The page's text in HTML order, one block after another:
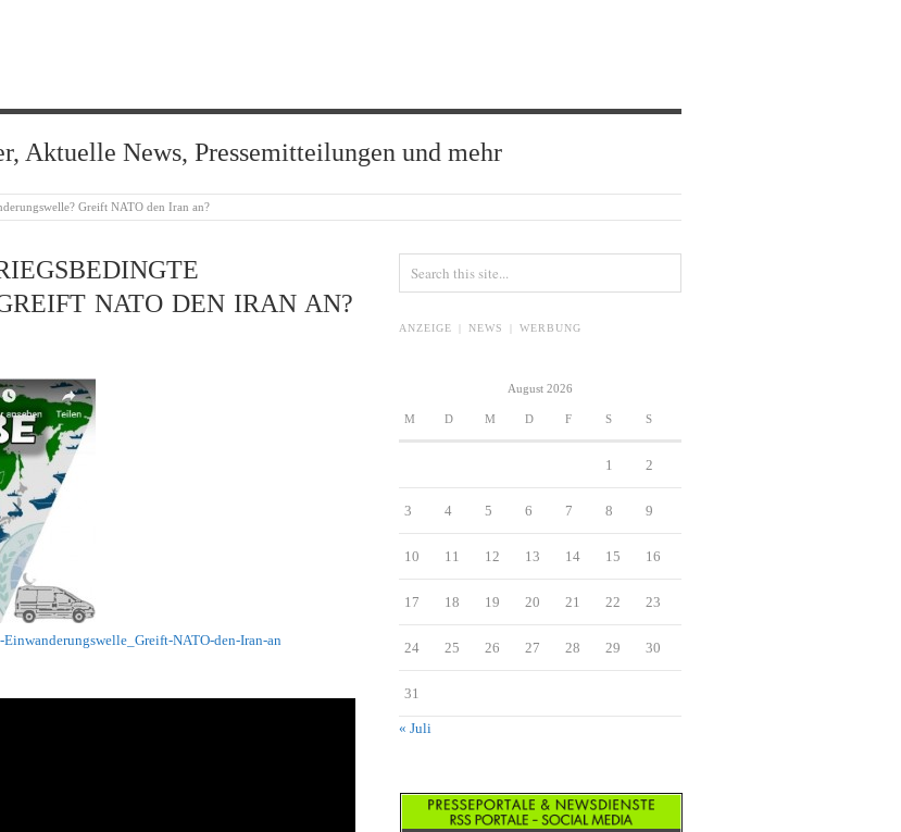
Aktuelle News, Pressemitteilungen und mehr
Greift NATO den Iran an?
NATO DEN IRAN AN?
NATO-den-Iran-an
ANZEIGE | NEWS | WERBUNG
August 2026
M D M D F S S
1 2
3 4 5 6 7 8 9
10 11 12 13 14 15 16
17 18 19 20 21 22 23
24 25 26 27 28 29 30
31
« Juli